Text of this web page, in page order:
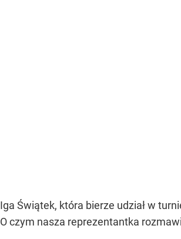
Iga Świątek, która bierze udział w
O czym nasza reprezentantka